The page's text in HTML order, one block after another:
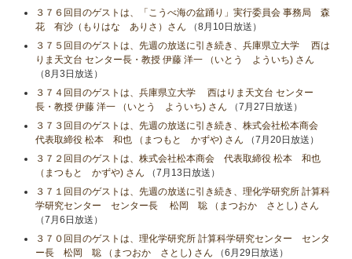
３７６回目のゲストは、「こうべ海の盆踊り」実行委員会 事務局 森
花 有沙（もりはな ありさ）さん （8月10日放送）
３７５回目のゲストは、先週の放送に引き続き、兵庫県立大学 西は
りま天文台 センター長・教授 伊藤 洋一 （いとう よういち) さん
（8月3日放送）
３７４回目のゲストは、兵庫県立大学 西はりま天文台 センター
長・教授 伊藤 洋一 （いとう よういち) さん （7月27日放送）
３７３回目のゲストは、先週の放送に引き続き、株式会社松本商会
代表取締役 松本 和也 （まつもと かずや) さん （7月20日放送）
３７２回目のゲストは、株式会社松本商会 代表取締役 松本 和也
（まつもと かずや) さん （7月13日放送）
３７１回目のゲストは、先週の放送に引き続き、理化学研究所 計算科
学研究センター センター長 松岡 聡 （まつおか さとし) さん
（7月6日放送）
３７０回目のゲストは、理化学研究所 計算科学研究センター センタ
ー長 松岡 聡 （まつおか さとし) さん （6月29日放送）